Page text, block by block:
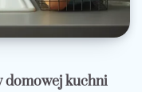
domowej kuchni